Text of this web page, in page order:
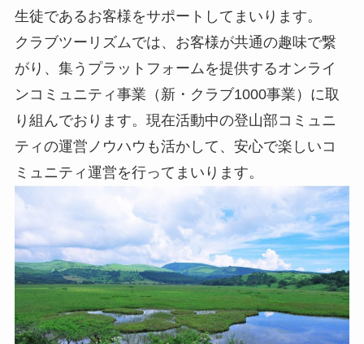
生徒であるお客様をサポートしてまいります。
クラブツーリズムでは、お客様が共通の趣味で繋
がり、集うプラットフォームを提供するオンライ
ンコミュニティ事業（新・クラブ1000事業）に取
り組んでおります。現在活動中の登山部コミュニ
ティの運営ノウハウも活かして、安心で楽しいコ
ミュニティ運営を行ってまいります。